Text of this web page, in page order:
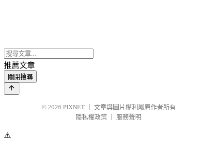
推薦文章
關閉搜尋
© 2026 PIXNET
文章與圖片權利屬原作者所有
隱私權政策
服務聲明
⚠️